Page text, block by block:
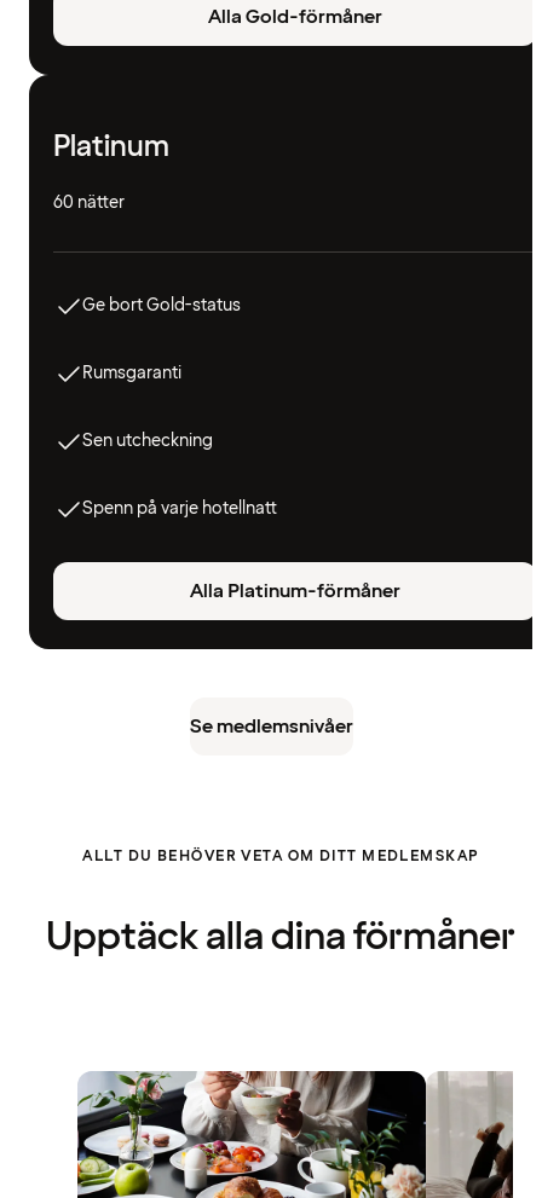
Alla Gold-förmåner
Platinum
60 nätter
Ge bort Gold-status
Rumsgaranti
Sen utcheckning
Spenn på varje hotellnatt
Alla Platinum-förmåner
Se medlemsnivåer
ALLT DU BEHÖVER VETA OM DITT MEDLEMSKAP
Upptäck alla dina förmåner